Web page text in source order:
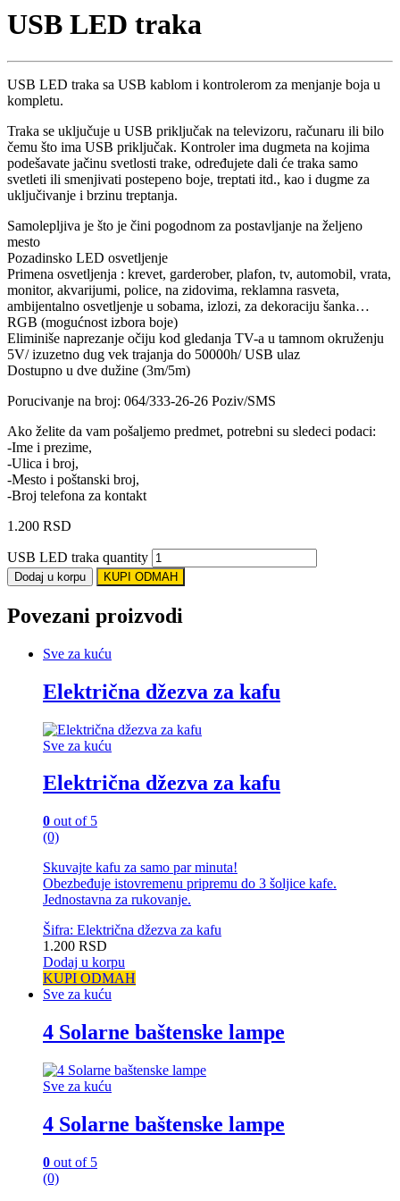
USB LED traka
USB LED traka sa USB kablom i kontrolerom za menjanje boja u
kompletu.
Traka se uključuje u USB priključak na televizoru, računaru ili bilo
čemu što ima USB priključak. Kontroler ima dugmeta na kojima
podešavate jačinu svetlosti trake, određujete dali će traka samo
svetleti ili smenjivati postepeno boje, treptati itd., kao i dugme za
uključivanje i brzinu treptanja.
Samolepljiva je što je čini pogodnom za postavljanje na željeno
mesto
Pozadinsko LED osvetljenje
Primena osvetljenja : krevet, garderober, plafon, tv, automobil, vrata,
monitor, akvarijumi, police, na zidovima, reklamna rasveta,
ambijentalno osvetljenje u sobama, izlozi, za dekoraciju šanka…
RGB (mogućnost izbora boje)
Eliminiše naprezanje očiju kod gledanja TV-a u tamnom okruženju
5V/ izuzetno dug vek trajanja do 50000h/ USB ulaz
Dostupno u dve dužine (3m/5m)
Porucivanje na broj: 064/333-26-26 Poziv/SMS
Ako želite da vam pošaljemo predmet, potrebni su sledeci podaci:
-Ime i prezime,
-Ulica i broj,
-Mesto i poštanski broj,
-Broj telefona za kontakt
1.200 RSD
USB LED traka quantity
Dodaj u korpu KUPI ODMAH
Povezani proizvodi
Sve za kuću
Električna džezva za kafu
Sve za kuću
Električna džezva za kafu
0 out of 5
(0)
Skuvajte kafu za samo par minuta!
Obezbeđuje istovremenu pripremu do 3 šoljice kafe.
Jednostavna za rukovanje.
Šifra: Električna džezva za kafu
1.200 RSD
Dodaj u korpu
KUPI ODMAH
Sve za kuću
4 Solarne baštenske lampe
Sve za kuću
4 Solarne baštenske lampe
0 out of 5
(0)